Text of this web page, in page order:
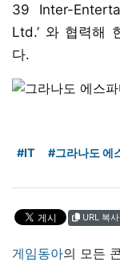
39 Inter-
Ltd.’ 와 협력해
다.
#IT #그라나도 에
URL 복사
게임동아의 모든